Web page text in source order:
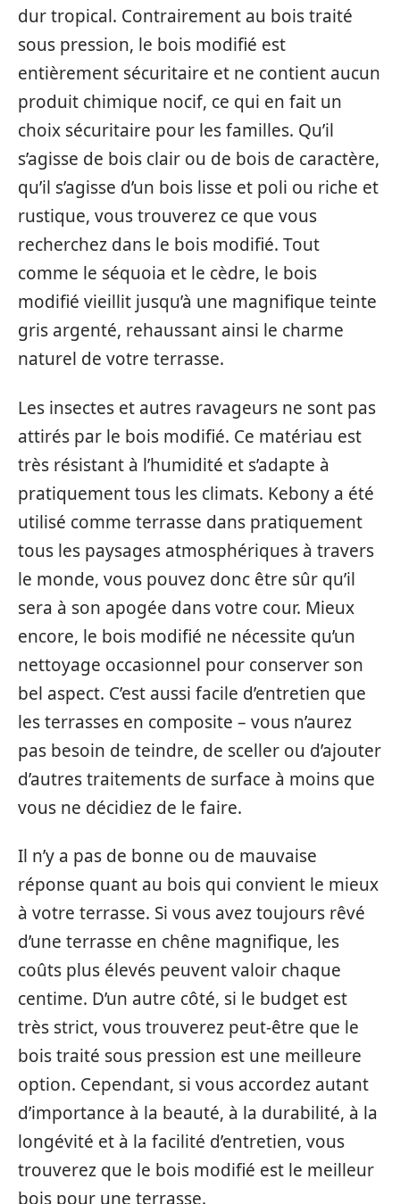
dur tropical. Contrairement au bois traité
sous pression, le bois modifié est
entièrement sécuritaire et ne contient aucun
produit chimique nocif, ce qui en fait un
choix sécuritaire pour les familles. Qu’il
s’agisse de bois clair ou de bois de caractère,
qu’il s’agisse d’un bois lisse et poli ou riche et
rustique, vous trouverez ce que vous
recherchez dans le bois modifié. Tout
comme le séquoia et le cèdre, le bois
modifié vieillit jusqu’à une magnifique teinte
gris argenté, rehaussant ainsi le charme
naturel de votre terrasse.
Les insectes et autres ravageurs ne sont pas
attirés par le bois modifié. Ce matériau est
très résistant à l’humidité et s’adapte à
pratiquement tous les climats. Kebony a été
utilisé comme terrasse dans pratiquement
tous les paysages atmosphériques à travers
le monde, vous pouvez donc être sûr qu’il
sera à son apogée dans votre cour. Mieux
encore, le bois modifié ne nécessite qu’un
nettoyage occasionnel pour conserver son
bel aspect. C’est aussi facile d’entretien que
les terrasses en composite – vous n’aurez
pas besoin de teindre, de sceller ou d’ajouter
d’autres traitements de surface à moins que
vous ne décidiez de le faire.
Il n’y a pas de bonne ou de mauvaise
réponse quant au bois qui convient le mieux
à votre terrasse. Si vous avez toujours rêvé
d’une terrasse en chêne magnifique, les
coûts plus élevés peuvent valoir chaque
centime. D’un autre côté, si le budget est
très strict, vous trouverez peut-être que le
bois traité sous pression est une meilleure
option. Cependant, si vous accordez autant
d’importance à la beauté, à la durabilité, à la
longévité et à la facilité d’entretien, vous
trouverez que le bois modifié est le meilleur
bois pour une terrasse.